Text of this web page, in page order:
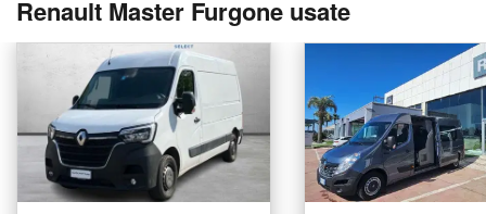
Renault Master Furgone usate